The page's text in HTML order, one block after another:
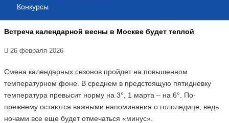
Конкурсы
Встреча календарной весны в Москве будет теплой
26 февраля 2026
Смена календарных сезонов пройдет на повышенном
температурном фоне. В среднем в предстоящую пятидневку
температура превысит норму на 3°, 1 марта – на 6°. По-
прежнему остаются важными напоминания о гололедице, ведь
ночами все еще будет отмечаться «минус».